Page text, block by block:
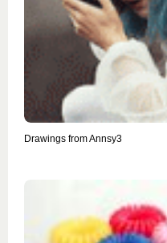
Drawings from Annsy3